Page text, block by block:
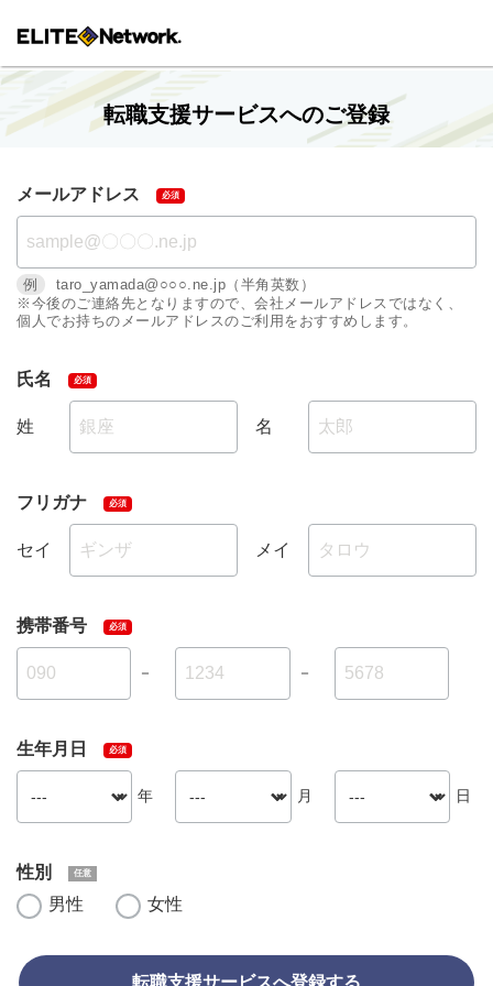
転職支援サービスへのご登録
メールアドレス
例
taro_yamada@○○○.ne.jp（半角英数）
※今後のご連絡先となりますので、会社メールアドレスではなく、
個人でお持ちのメールアドレスのご利用をおすすめします。
氏名
姓 名
フリガナ
セイ メイ
携帯番号
－ －
生年月日
年 月 日
性別
男性
女性
転職支援サービスへ登録する